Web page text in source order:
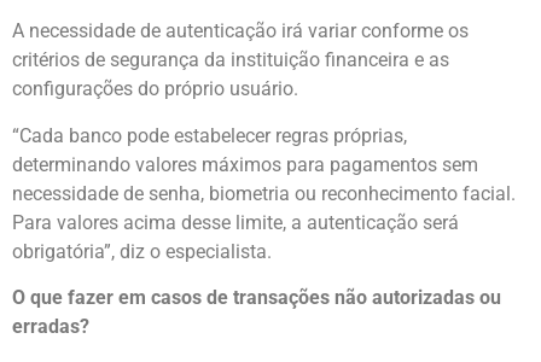
A necessidade de autenticação irá variar conforme os
critérios de segurança da instituição financeira e as
configurações do próprio usuário.
“Cada banco pode estabelecer regras próprias,
determinando valores máximos para pagamentos sem
necessidade de senha, biometria ou reconhecimento facial.
Para valores acima desse limite, a autenticação será
obrigatória”, diz o especialista.
O que fazer em casos de transações não autorizadas ou
erradas?